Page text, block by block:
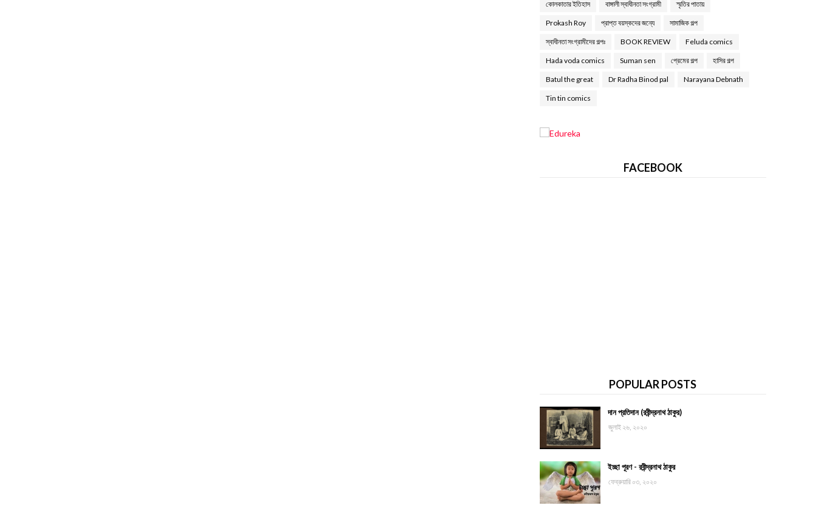
কোলকাতার ইতিহাস বাঙ্গালী স্বাধীনতা সংগ্রামী স্মৃতির পাতায়
Prokash Roy প্রাপ্ত বয়স্কদের জন্যে সামাজিক গল্প
স্বাধীনতা সংগ্রামীদের গল্পঃ BOOK REVIEW Feluda comics
Hada voda comics Suman sen প্রেমের গল্প হাসির গল্প
Batul the great Dr Radha Binod pal Narayana Debnath
Tin tin comics
FACEBOOK
POPULAR POSTS
দান প্রতিদান (রবীন্দ্রনাথ ঠাকুর)
জুলাই ২৬, ২০২০
ইচ্ছা পূরণ - রবীন্দ্রনাথ ঠাকুর
ফেব্রুয়ারি ০৩, ২০২০